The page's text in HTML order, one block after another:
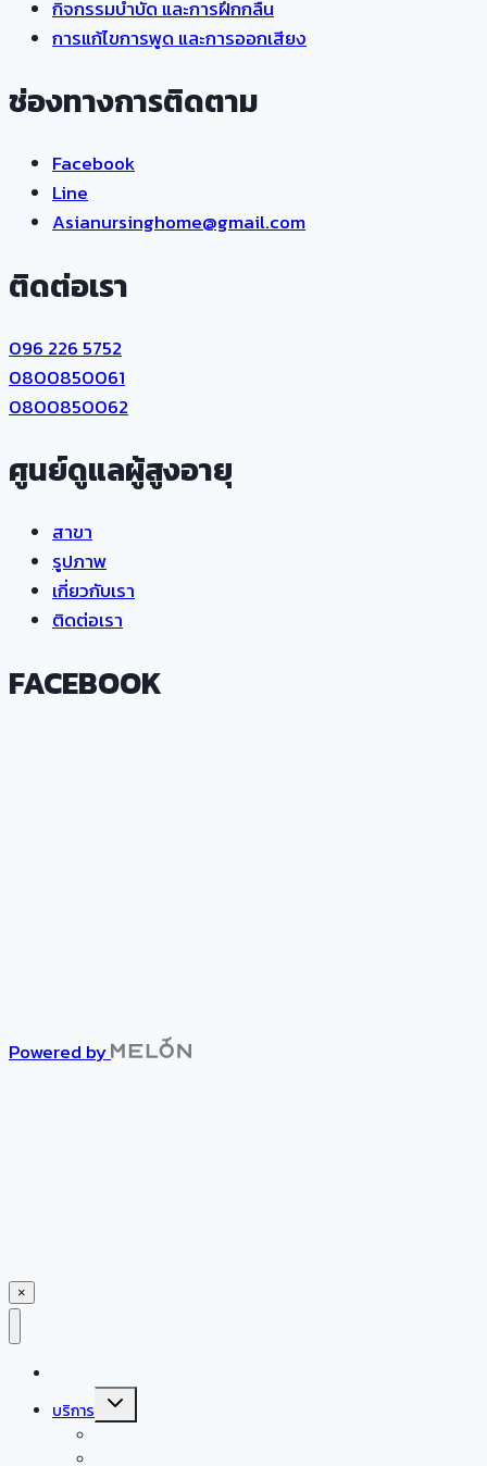
กิจกรรมบำบัด และการฝึกกลืน
การแก้ไขการพูด และการออกเสียง
ช่องทางการติดตาม
Facebook
Line
Asianursinghome@gmail.com
ติดต่อเรา
096 226 5752
0800850061
0800850062
ศูนย์ดูแลผู้สูงอายุ
สาขา
รูปภาพ
เกี่ยวกับเรา
ติดต่อเรา
FACEBOOK
Powered by
×
บริการ
Toggle